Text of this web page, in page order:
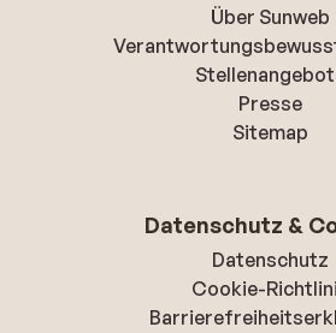
Über Sunweb
Presse
Sitemap
Datenschutz &
Datenschutz
Cookie-